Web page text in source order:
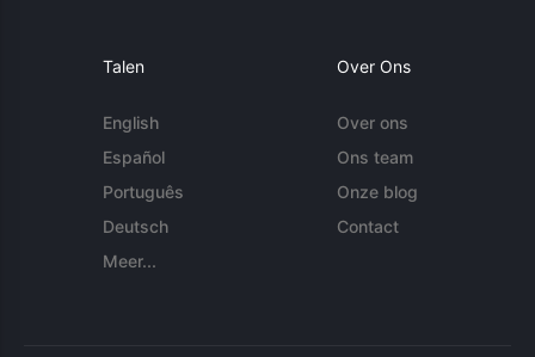
Talen
English
Español
Português
Deutsch
Meer...
Over Ons
Over ons
Ons team
Onze blog
Contact